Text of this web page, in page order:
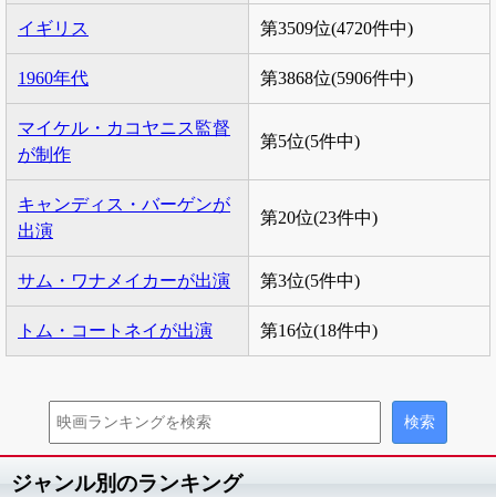
イギリス 第3509位(4720件中)
1960年代 第3868位(5906件中)
マイケル・カコヤニス監督
が制作
第5位(5件中)
キャンディス・バーゲンが
出演
第20位(23件中)
サム・ワナメイカーが出演 第3位(5件中)
トム・コートネイが出演 第16位(18件中)
ジャンル別のランキング